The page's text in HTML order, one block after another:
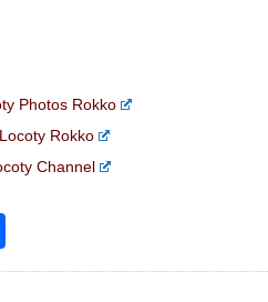
Photos Rokko
Rokko
Channel
有